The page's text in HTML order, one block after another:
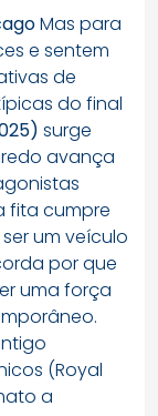
Mas para
e sentem
de
do final
surge
avança
fita cumpre
um veículo
por que
uma força
(Royal
a